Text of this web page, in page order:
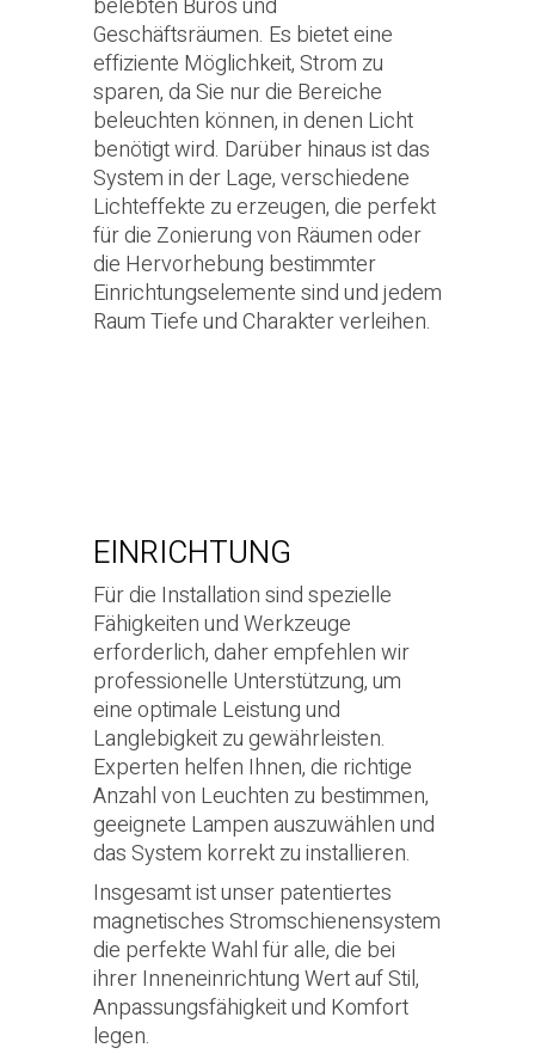
Geschäftsräumen. Es bietet eine
effiziente Möglichkeit, Strom zu
sparen, da Sie nur die Bereiche
beleuchten können, in denen Licht
benötigt wird. Darüber hinaus ist das
System in der Lage, verschiedene
Lichteffekte zu erzeugen, die perfekt
für die Zonierung von Räumen oder
die Hervorhebung bestimmter
Einrichtungselemente sind und jedem
Raum Tiefe und Charakter verleihen.
EINRICHTUNG
Für die Installation sind spezielle
Fähigkeiten und Werkzeuge
erforderlich, daher empfehlen wir
professionelle Unterstützung, um
eine optimale Leistung und
Langlebigkeit zu gewährleisten.
Experten helfen Ihnen, die richtige
Anzahl von Leuchten zu bestimmen,
geeignete Lampen auszuwählen und
das System korrekt zu installieren.
Insgesamt ist unser patentiertes
magnetisches Stromschienensystem
die perfekte Wahl für alle, die bei
ihrer Inneneinrichtung Wert auf Stil,
Anpassungsfähigkeit und Komfort
legen.